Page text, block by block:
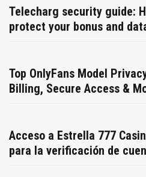
Telecharg security guide:
protect your bonus and
Top OnlyFans Model
Billing, Secure Access &
Acceso a Estrella 777
para la verificación de